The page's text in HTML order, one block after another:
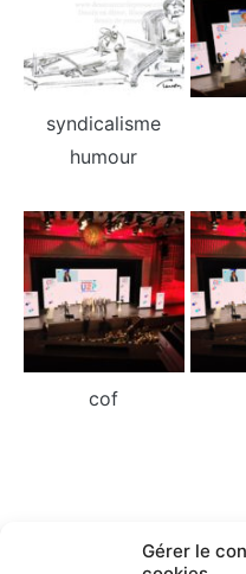
Gérer le
syndicalisme
humour
cof
ARTICLE PRÉCÉDENT